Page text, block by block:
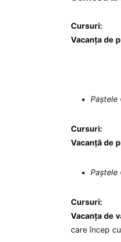
Cursuri:
Vacanţa de
Cursuri:
Vacanță de
Cursuri:
Vacanţa
care încep